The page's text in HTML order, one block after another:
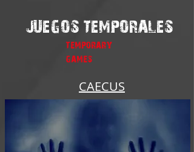
JUEGOS TEMPORALES
TEMPORARY
GAMES
CAECUS